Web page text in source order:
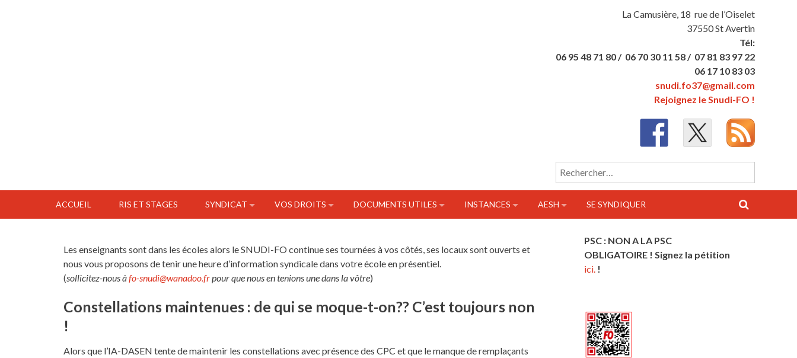
La Camusière, 18 rue de l’Oiselet
37550 St Avertin
Tél:
06 95 48 71 80 / 06 70 30 11 58 / 07 81 83 97 22
06 17 10 83 03
snudi.fo37@gmail.com
Rejoignez le Snudi-FO !
Rechercher :
ACCUEIL RIS ET STAGES SYNDICAT VOS DROITS DOCUMENTS UTILES INSTANCES AESH SE SYNDIQUER
Les enseignants sont dans les écoles alors le SNUDI-FO continue ses tournées à vos côtés, ses locaux sont ouverts et
nous vous proposons de tenir une heure d’information syndicale dans votre école en présentiel.
(sollicitez-nous àfo-snudi@wanadoo.fr pour que nous en tenions une dans la vôtre)
Constellations maintenues : de qui se moque-t-on?? C’est toujours non
!
Alors que l’IA-DASEN tente de maintenir les constellations avec présence des CPC et que le manque de remplaçants
PSC : NON A LA PSC
OBLIGATOIRE ! Signez la pétition
ici. !